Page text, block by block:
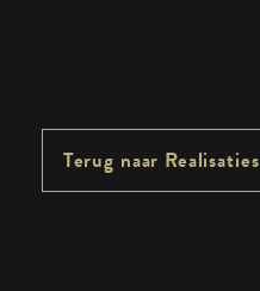
Terug naar Realisaties